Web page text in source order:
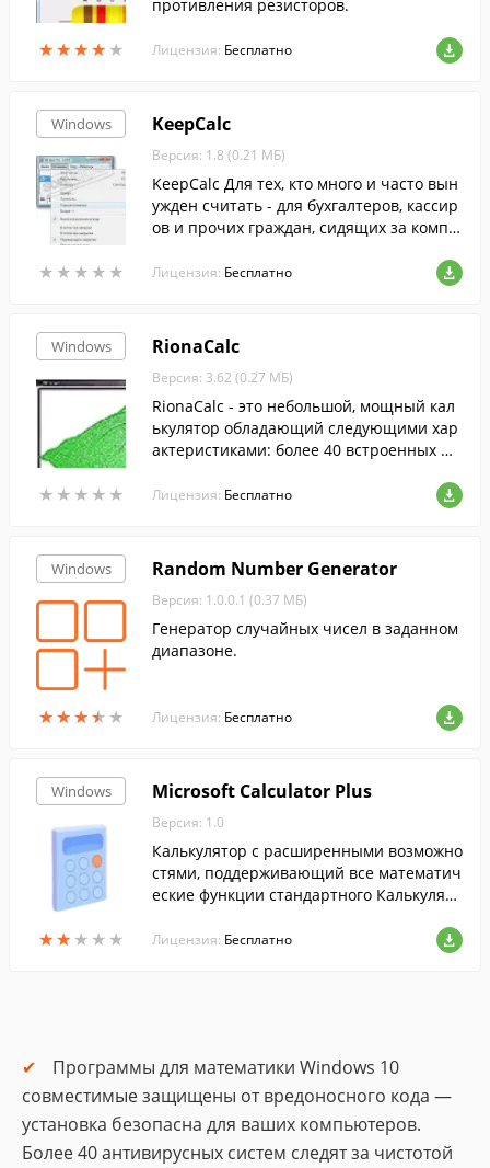
★★★★ ★
★★★★ ★
противления резисторов.
Лицензия: Бесплатно
Windows
★ ★ ★ ★ ★
★ ★ ★ ★ ★
KeepCalc
Версия: 1.8 (0.21 МБ)
KeepCalc Для тех, кто много и часто вын
ужден считать - для бухгалтеров, кассир
ов и прочих граждан, сидящих за компь
калькулятора.
Лицензия: Бесплатно
Windows
★ ★ ★ ★ ★
★ ★ ★ ★ ★
RionaCalc
Версия: 3.62 (0.27 МБ)
RionaCalc - это небольшой, мощный кал
ькулятор обладающий следующими хар
актеристиками: более 40 встроенных фу
змерений, операции с комплексными ч
Лицензия: Бесплатно
Windows
★★★★ ★
★★★★ ★
Random Number Generator
Версия: 1.0.0.1 (0.37 МБ)
Генератор случайных чисел в заданном
диапазоне.
Лицензия: Бесплатно
Windows
★★ ★ ★ ★
★★ ★ ★ ★
Microsoft Calculator Plus
Версия: 1.0
Калькулятор с расширенными возможно
стями, поддерживающий все математич
еские функции стандартного Калькулято
еспечивающий несколько новых типов
преобразования значений. Основная п
Лицензия: Бесплатно
Программы для математики Windows 10
совместимые защищены от вредоносного кода —
установка безопасна для ваших компьютеров.
Более 40 антивирусных систем следят за чистотой